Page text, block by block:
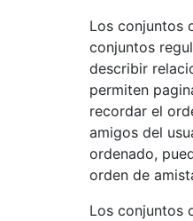
Los conjuntos
conjuntos
describir
permiten
recordar el
amigos del
ordenado,
orden de
Los conjuntos